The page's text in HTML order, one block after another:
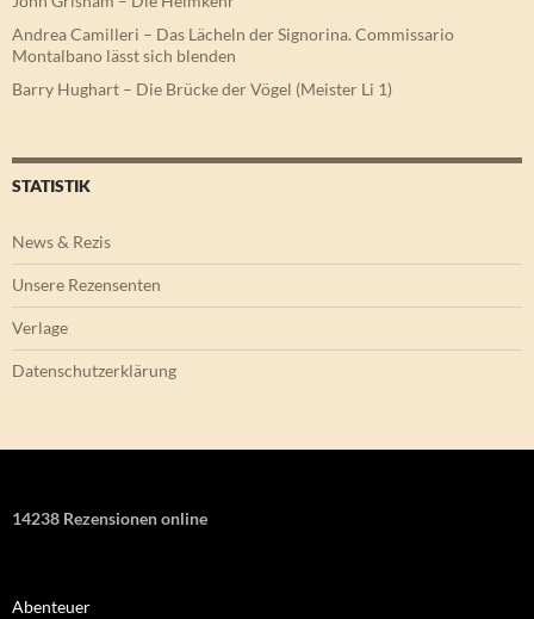
Andrea Camilleri – Das Lächeln der Signorina. Commissario
Montalbano lässt sich blenden
Barry Hughart – Die Brücke der Vögel (Meister Li 1)
STATISTIK
News & Rezis
Unsere Rezensenten
Verlage
Datenschutzerklärung
14238 Rezensionen online
Abenteuer